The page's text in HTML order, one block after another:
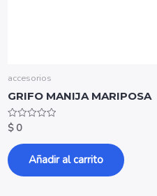
accesorios
GRIFO MANIJA MARIPOSA
Valorado
con
de
5
$ 0
Añadir al carrito